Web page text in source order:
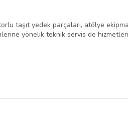
taşıt yedek parçaları, atölye
yönelik teknik servis de